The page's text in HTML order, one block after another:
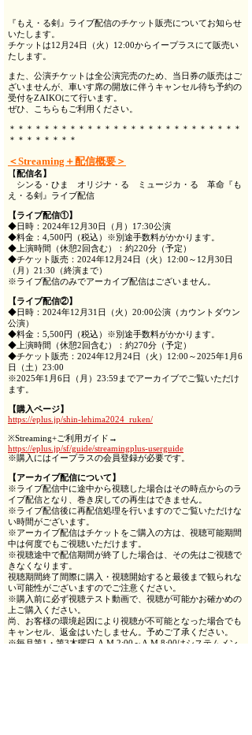
『もえ・る剣』ライブ配信のチケット販売についてお知らせ
いたします。
チケットは12月24日（火）12:00からイープラスにて販売い
たします。
また、公演チケットは全公演完売のため、当日券の販売はご
ざいませんが、車いす席の開放に伴うキャンセル待ち予約の
受付をZAIKOにて行います。
ぜひ、こちらもご利用ください。
＊＊＊＊＊＊＊＊＊＊＊＊＊＊＊＊＊＊＊＊＊＊＊＊＊＊＊
＊＊＊＊＊＊＊＊
＜Streaming＋配信概要＞
【配信名】
シンる・ひま オリジナ・る ミュージカ・る 革命『も
え・る剣』ライブ配信
【ライブ配信①】
◆日時：2024年12月30日（月）17:30公演
◆料金：4,500円（税込）※別途手数料がかかります。
◆上演時間（休憩2回含む）：約220分（予定）
◆チケット販売：2024年12月24日（火）12:00～12月30日
（月）21:30（終演まで）
※ライブ配信のみでアーカイブ配信はございません。
【ライブ配信②】
◆日時：2024年12月31日（火）20:00公演（カウントダウン
公演）
◆料金：5,500円（税込）※別途手数料がかかります。
◆上演時間（休憩2回含む）：約270分（予定）
◆チケット販売：2024年12月24日（火）12:00～2025年1月6
日（土）23:00
※2025年1月6日（月）23:59までアーカイブでご覧いただけ
ます。
【購入ページ】
https://eplus.jp/shin-lehima2024_ruken/
※Streaming+ご利用ガイド→
https://eplus.jp/sf/guide/streamingplus-userguide
※購入にはイープラスの会員登録が必要です。
【アーカイブ配信について】
※ライブ配信中に途中から視聴した場合はその時点からのラ
イブ配信となり、巻き戻しての再生はできません。
※ライブ配信後に再配信処理を行いますのでご覧いただけな
い時間がございます。
※アーカイブ配信はチケットをご購入の方は、視聴可能期間
中は何度でもご視聴いただけます。
※視聴途中で配信期間が終了した場合は、その先はご視聴で
きなくなります。
視聴期間終了間際に購入・視聴開始すると最後まで観られな
い可能性がございますのでご注意ください。
※購入前に必ず視聴テスト動画で、視聴が可能かお確かめの
上ご購入ください。
尚、お客様の環境起因により視聴が不可能となった場合でも
キャンセル、返金はいたしません。予めご了承ください。
※毎月第1・第3木曜日 A.M.2:00～A.M.8:00はシステムメン